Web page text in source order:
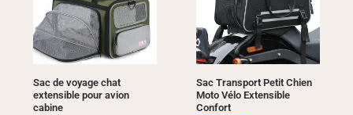
Sac de voyage chat
extensible pour avion
cabine
Sac Transport Petit Chien
Moto Vélo Extensible
Confort